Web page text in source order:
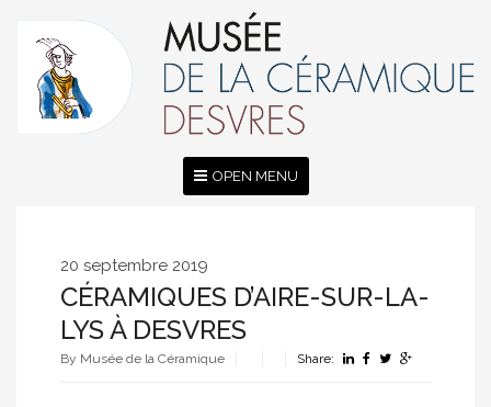
OPEN MENU
20 septembre 2019
CÉRAMIQUES D’AIRE-SUR-LA-
LYS À DESVRES
By Musée de la Céramique Share: